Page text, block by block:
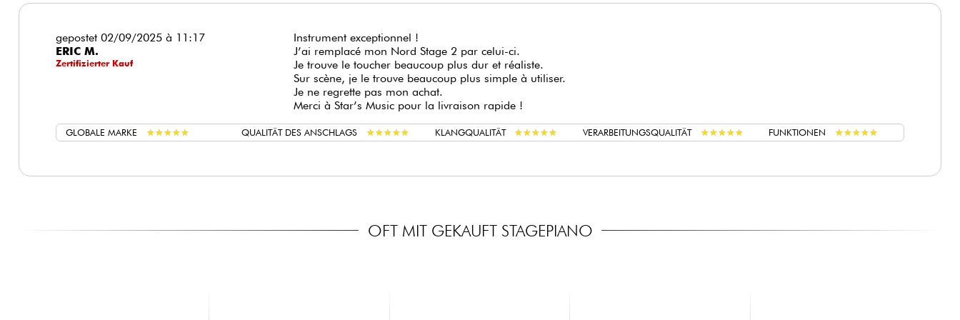
gepostet 02/09/2025 à 11:17
ERIC M.
Zertifizierter Kauf
Instrument exceptionnel !
J’ai remplacé mon Nord Stage 2 par celui-ci.
Je trouve le toucher beaucoup plus dur et réaliste.
Sur scène, je le trouve beaucoup plus simple à utiliser.
Je ne regrette pas mon achat.
Merci à Star’s Music pour la livraison rapide !
GLOBALE MARKE ★★★★★
★★★★★ QUALITÄT DES ANSCHLAGS ★★★★★
★★★★★ KLANGQUALITÄT ★★★★★
★★★★★ VERARBEITUNGSQUALITÄT ★★★★★
★★★★★ FUNKTIONEN ★★★★★
★★★★★
OFT MIT GEKAUFT STAGEPIANO